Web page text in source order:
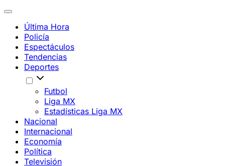
Última Hora
Policía
Espectáculos
Tendencias
Deportes
Futbol
Liga MX
Estadísticas Liga MX
Nacional
Internacional
Economía
Política
Televisión